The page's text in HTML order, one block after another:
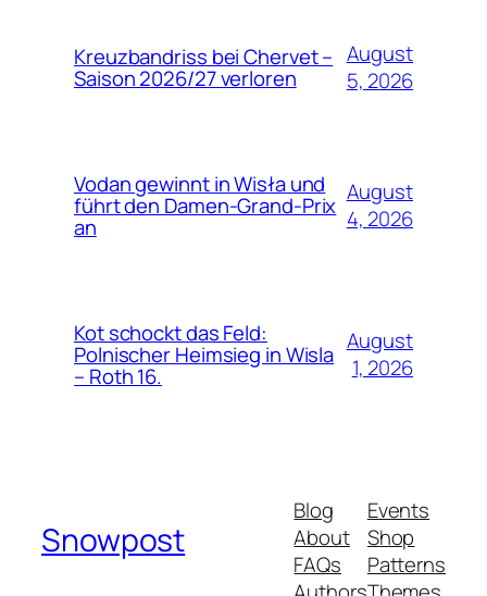
Kreuzbandriss bei Chervet –
Saison 2026/27 verloren
August
5, 2026
Vodan gewinnt in Wisła und
führt den Damen-Grand-Prix
an
August
4, 2026
Kot schockt das Feld:
Polnischer Heimsieg in Wisla
– Roth 16.
August
1, 2026
Snowpost
Blog
About
FAQs
Events
Shop
Patterns